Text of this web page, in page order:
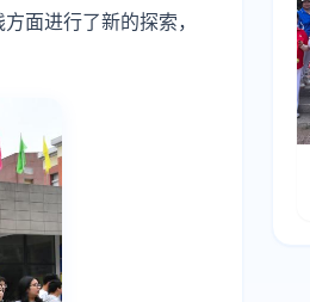
面进行了新的探索，